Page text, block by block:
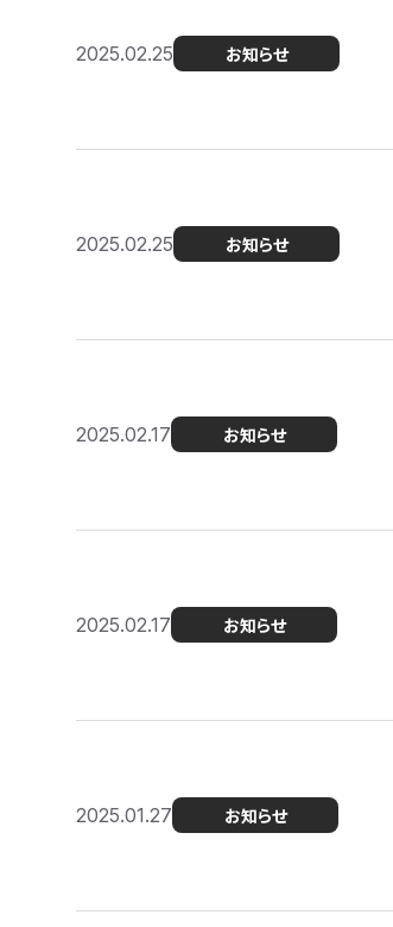
2025.02.25 お知らせ
2025.02.25 お知らせ
2025.02.17 お知らせ
2025.02.17 お知らせ
2025.01.27 お知らせ